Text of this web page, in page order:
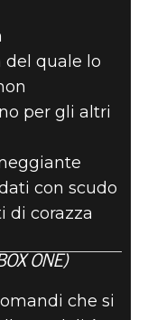
del quale lo
per gli altri
con scudo
di corazza
ONE)
che si